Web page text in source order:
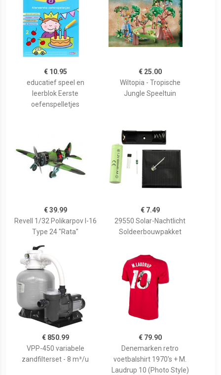
€ 10.95
educatief speel en
leerblok Eerste
oefenspelletjes
€ 25.00
Wiltopia - Tropische
Jungle Speeltuin
€ 39.99
Revell 1/32 Polikarpov I-16
Type 24 "Rata"
€ 7.49
29550 Solar-Nachtlicht
Soldeerbouwpakket
€ 850.99
VPP-450 variabele
zandfilterset - 8 m³/u
€ 79.90
Denemarken retro
voetbalshirt 1970's + M.
Laudrup 10 (Photo Style)